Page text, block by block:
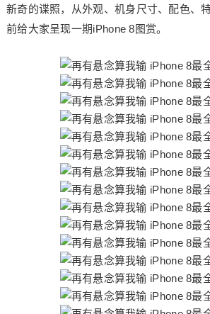
新奇的谍照，从外观、机身尺寸、配色、
前给大家呈现一期iPhone 8图赏。